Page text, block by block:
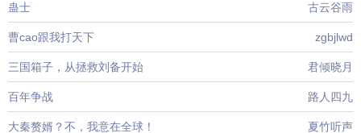
蛊士 古云谷雨
曹cao跟我打天下 zgbjlwd
三国箱子，从拯救刘备开始 君倾晓月
百年争战 路人四九
大秦赘婿？不，我意在全球！ 夏竹听声